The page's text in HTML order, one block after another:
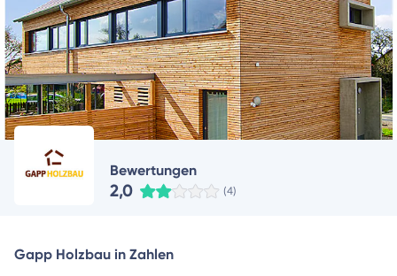
Bewertungen
2,0 (4)
Gapp Holzbau in Zahlen